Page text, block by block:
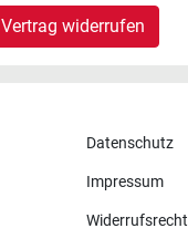
Vertrag widerrufen
Datenschutz
Impressum
Widerrufsrecht